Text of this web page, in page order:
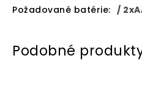
Požadované batérie: /